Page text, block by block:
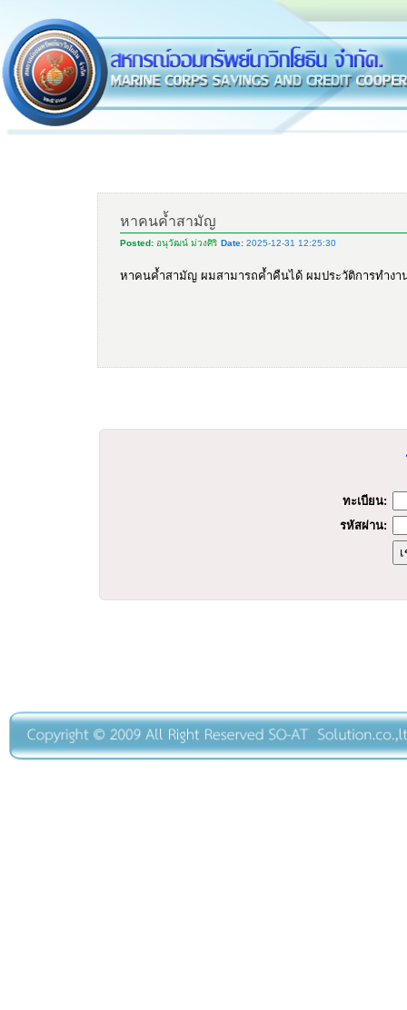
หาคนค้ำสามัญ
Posted: อนุวัฒน์ ม่วงศิริ Date: 2025-12-31 12:25:30
หาคนค้ำสามัญ ผมสามารถค้ำคืนได้ ผมประวัติการทำงา
ทะเบียน:
รหัสผ่าน: